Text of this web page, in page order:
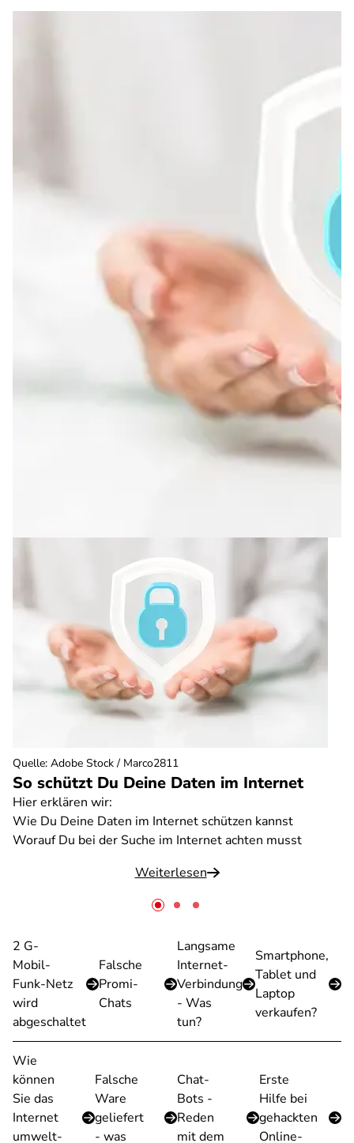
So schützt Du Deine Daten im Internet
Hier erklären wir:
Wie Du Deine Daten im Internet schützen kannst
Worauf Du bei der Suche im Internet achten musst
Weiterlesen
Quelle: Adobe Stock / Marco2811
2 G-
Mobil-
Funk-Netz
wird
abgeschaltet
Falsche
Promi-
Chats
Langsame
Internet-
Verbindung
- Was
tun?
Smartphone,
Tablet und
Laptop
verkaufen?
Wie
können
Sie das
Internet
umwelt-
Falsche
Ware
geliefert
- was
Chat-
Bots -
Reden
mit dem
Erste
Hilfe bei
gehackten
Online-